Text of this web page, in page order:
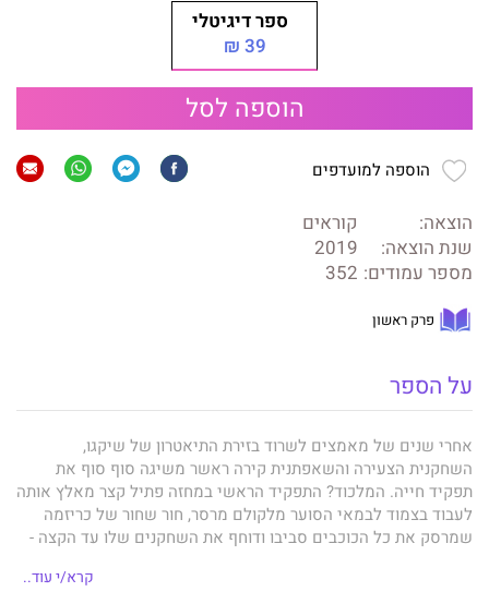
ספר דיגיטלי
39 ₪
הוספה לסל
הוספה למועדפים
הוצאה:
קוראים
שנת הוצאה:
2019
מספר עמודים: 352
פרק ראשון
על הספר
אחרי שנים של מאמצים לשרוד בזירת התיאטרון של שיקגו,
השחקנית הצעירה והשאפתנית קירה ראשר משיגה סוף סוף את
תפקיד חייה. המלכוד? התפקיד הראשי במחזה פתיל קצר מאלץ אותה
לעבוד בצמוד לבמאי הסוער מלקולם מרסר, חור שחור של כריזמה
שמרסק את כל הכוכבים סביבו ודוחף את השחקנים שלו עד הקצה -
קירה משוכנעת שהיא יכולה להתמודד עם מלקולם, אבל ג'ואנהקרא/י עוד..